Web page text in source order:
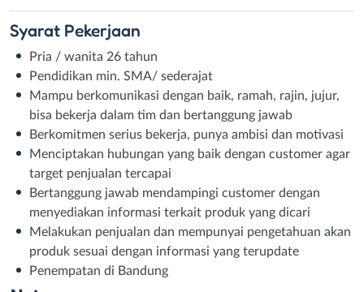
Syarat Pekerjaan
Pria / wanita 26 tahun
Pendidikan min. SMA/ sederajat
Mampu berkomunikasi dengan baik, ramah, rajin, jujur,
bisa bekerja dalam tim dan bertanggung jawab
Berkomitmen serius bekerja, punya ambisi dan motivasi
Menciptakan hubungan yang baik dengan customer agar
target penjualan tercapai
Bertanggung jawab mendampingi customer dengan
menyediakan informasi terkait produk yang dicari
Melakukan penjualan dan mempunyai pengetahuan akan
produk sesuai dengan informasi yang terupdate
Penempatan di Bandung